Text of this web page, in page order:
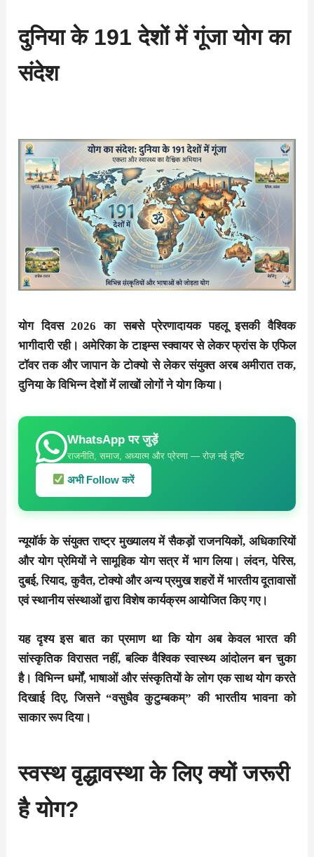
दुनिया के 191 देशों में गूंजा योग का
संदेश
योग दिवस 2026 का सबसे प्रेरणादायक पहलू इसकी वैश्विक
भागीदारी रही। अमेरिका के टाइम्स स्क्वायर से लेकर फ्रांस के एफिल
टॉवर तक और जापान के टोक्यो से लेकर संयुक्त अरब अमीरात तक,
दुनिया के विभिन्न देशों में लाखों लोगों ने योग किया।
WhatsApp पर जुड़ें
राजनीति, समाज, अध्यात्म और प्रेरणा — रोज़ नई दृष्टि
अभी Follow करें
न्यूयॉर्क के संयुक्त राष्ट्र मुख्यालय में सैकड़ों राजनयिकों, अधिकारियों
और योग प्रेमियों ने सामूहिक योग सत्र में भाग लिया। लंदन, पेरिस,
दुबई, रियाद, कुवैत, टोक्यो और अन्य प्रमुख शहरों में भारतीय दूतावासों
एवं स्थानीय संस्थाओं द्वारा विशेष कार्यक्रम आयोजित किए गए।
यह दृश्य इस बात का प्रमाण था कि योग अब केवल भारत की
सांस्कृतिक विरासत नहीं, बल्कि वैश्विक स्वास्थ्य आंदोलन बन चुका
है। विभिन्न धर्मों, भाषाओं और संस्कृतियों के लोग एक साथ योग करते
दिखाई दिए, जिसने “वसुधैव कुटुम्बकम्” की भारतीय भावना को
साकार रूप दिया।
स्वस्थ वृद्धावस्था के लिए क्यों जरूरी
है योग?